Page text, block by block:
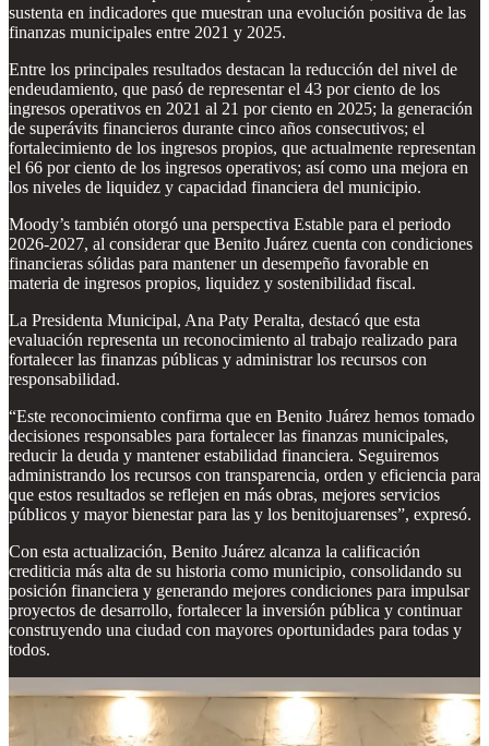
sustenta en indicadores que muestran una evolución positiva de las
finanzas municipales entre 2021 y 2025.
Entre los principales resultados destacan la reducción del nivel de
endeudamiento, que pasó de representar el 43 por ciento de los
ingresos operativos en 2021 al 21 por ciento en 2025; la generación
de superávits financieros durante cinco años consecutivos; el
fortalecimiento de los ingresos propios, que actualmente representan
el 66 por ciento de los ingresos operativos; así como una mejora en
los niveles de liquidez y capacidad financiera del municipio.
Moody’s también otorgó una perspectiva Estable para el periodo
2026-2027, al considerar que Benito Juárez cuenta con condiciones
financieras sólidas para mantener un desempeño favorable en
materia de ingresos propios, liquidez y sostenibilidad fiscal.
La Presidenta Municipal, Ana Paty Peralta, destacó que esta
evaluación representa un reconocimiento al trabajo realizado para
fortalecer las finanzas públicas y administrar los recursos con
responsabilidad.
“Este reconocimiento confirma que en Benito Juárez hemos tomado
decisiones responsables para fortalecer las finanzas municipales,
reducir la deuda y mantener estabilidad financiera. Seguiremos
administrando los recursos con transparencia, orden y eficiencia para
que estos resultados se reflejen en más obras, mejores servicios
públicos y mayor bienestar para las y los benitojuarenses”, expresó.
Con esta actualización, Benito Juárez alcanza la calificación
crediticia más alta de su historia como municipio, consolidando su
posición financiera y generando mejores condiciones para impulsar
proyectos de desarrollo, fortalecer la inversión pública y continuar
construyendo una ciudad con mayores oportunidades para todas y
todos.